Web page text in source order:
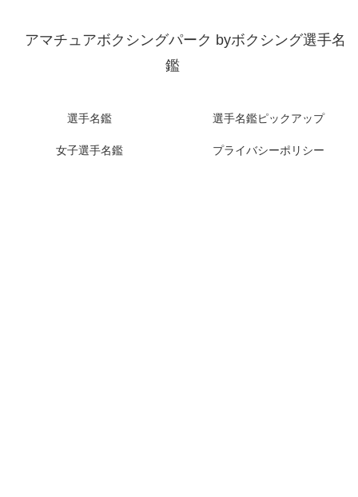
アマチュアボクシングパーク byボクシング選手名
鑑
選手名鑑 選手名鑑ピックアップ
女子選手名鑑 プライバシーポリシー